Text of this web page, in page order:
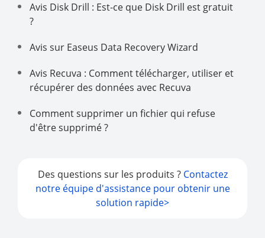
Avis Disk Drill : Est-ce que Disk Drill est gratuit
?
Avis sur Easeus Data Recovery Wizard
Avis Recuva : Comment télécharger, utiliser et
récupérer des données avec Recuva
Comment supprimer un fichier qui refuse
d'être supprimé ?
Des questions sur les produits ? Contactez
notre équipe d'assistance pour obtenir une
solution rapide>